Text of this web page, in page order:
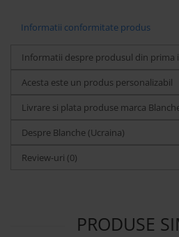
Informatii conformitate produs
Informatii despre produsul din prima
Acesta este un produs personalizabil
Livrare si plata produse marca
Despre Blanche (Ucraina)
Review-uri (0)
PRODUSE